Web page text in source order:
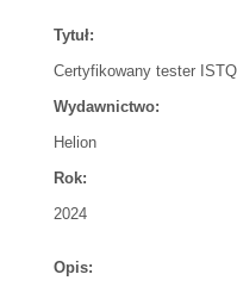
Tytuł:
Certyfikowany tester
Wydawnictwo:
Helion
Rok:
2024
Opis: